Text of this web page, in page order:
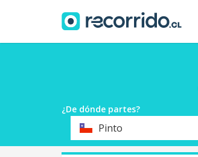
¿De dónde partes?
OrigenPinto